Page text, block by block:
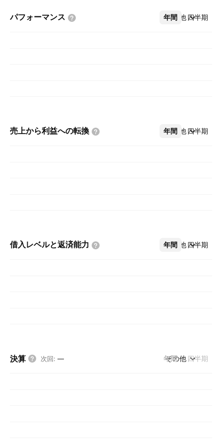
パフォーマンス 年間 四半期
その他
売上から利益への転換 年間 四半期
その他
借入レベルと返済能力 年間 四半期
その他
決算 次回: — 年間 四半期
その他